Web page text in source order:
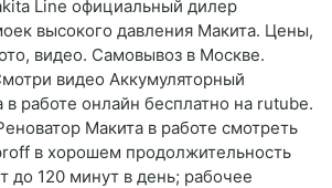
Line официальный дилер
высокого давления Макита. Цены,
видео. Самовывоз в Москве.
видео Аккумуляторный
в работе онлайн бесплатно на rutube.
Макита в работе смотреть
в хорошем продолжительность
до 120 минут в день; рабочее